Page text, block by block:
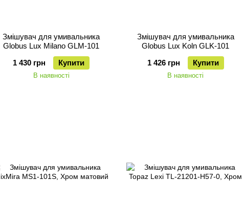
Змішувач для умивальника
Globus Lux Milano GLM-101
1 430 грн
Купити
В наявності
Змішувач для умивальника
Globus Lux Koln GLK-101
1 426 грн
Купити
В наявності